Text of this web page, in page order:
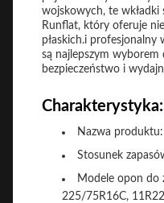
wojskowych, te wkładki
Runflat, który oferuje
płaskich.i profesjonalny
są najlepszym wyborem
bezpieczeństwo i
Charakterystyka:
Nazwa produktu:
Stosunek
Modele opon do
225/75R16C,